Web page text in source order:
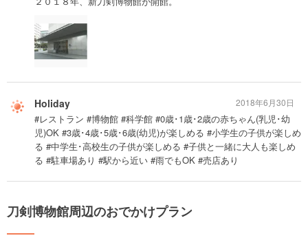
Holiday
#レストラン #博物館 #科学館 #0歳･1歳･2歳の赤ちゃん(乳児･幼
児)OK #3歳･4歳･5歳･6歳(幼児)が楽しめる #小学生の子供が楽しめ
る #中学生･高校生の子供が楽しめる #子供と一緒に大人も楽しめ
る #駐車場あり #駅から近い #雨でもOK #売店あり
2018年6月30日
刀剣博物館周辺のおでかけプラン